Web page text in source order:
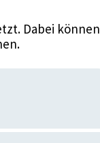
Dabei können